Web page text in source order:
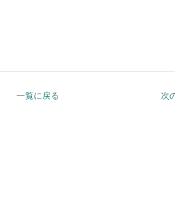
次
一覧に戻る